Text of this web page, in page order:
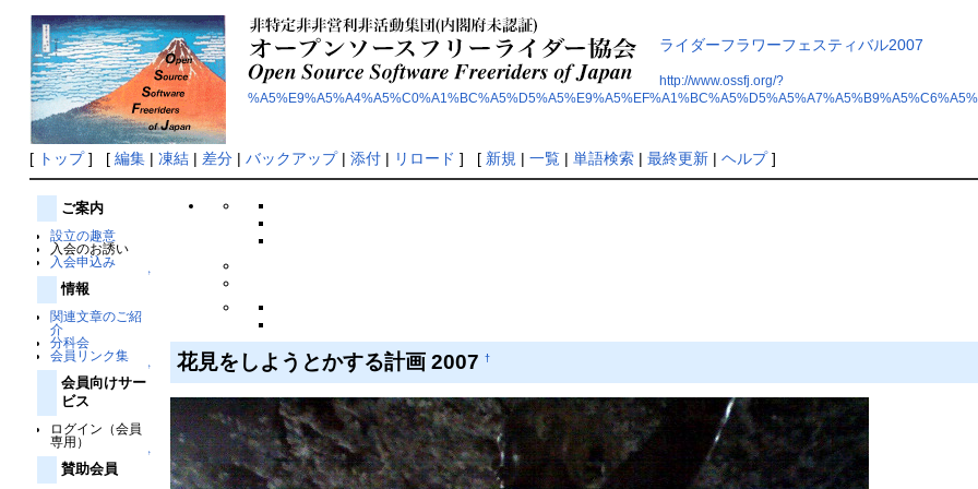
ライダーフラワーフェスティバル2007
http://www.ossfj.org/?
[ トップ] [ 編集| 凍結| 差分| バックアップ| 添付| リロード ] [ 新規| 一覧| 単語検索| 最終更新| ヘルプ]
ご案内
設立の趣意
入会のお誘い
入会申込み
↑
情報
関連文章のご紹
介
分科会
会員リンク集
↑
会員向けサー
ビス
ログイン（会員
専用）
↑
賛助会員
花見をしようとかする計画 2007†